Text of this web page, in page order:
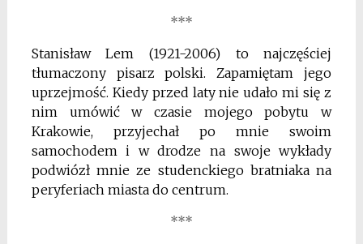
***
Stanisław Lem (1921-2006) to najczęściej
tłumaczony pisarz polski. Zapamiętam jego
uprzejmość. Kiedy przed laty nie udało mi się z
nim umówić w czasie mojego pobytu w
Krakowie, przyjechał po mnie swoim
samochodem i w drodze na swoje wykłady
podwiózł mnie ze studenckiego bratniaka na
peryferiach miasta do centrum.
***